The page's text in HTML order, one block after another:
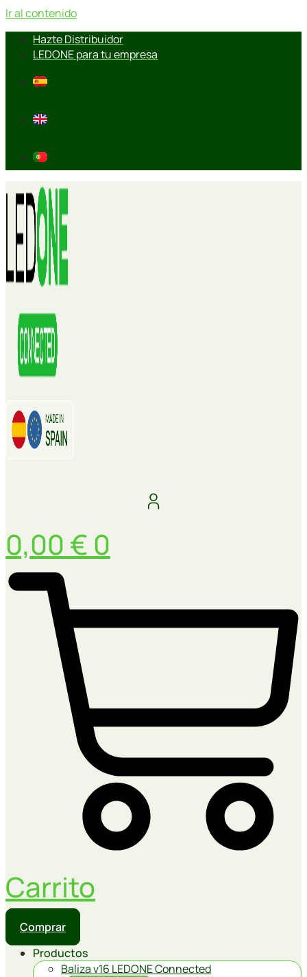
Ir al contenido
Hazte Distribuidor
LEDONE para tu empresa
0,00 € 0
Carrito
Comprar
Productos
Baliza v16 LEDONE Connected